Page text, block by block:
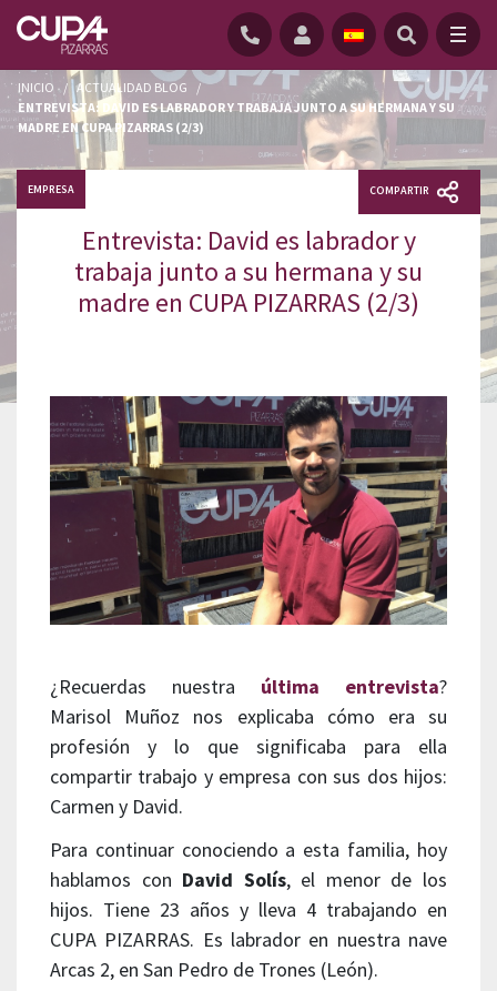
INICIO / ACTUALIDAD BLOG
/
ENTREVISTA: DAVID ES LABRADOR Y TRABAJA JUNTO A SU HERMANA Y SU
MADRE EN CUPA PIZARRAS (2/3)
EMPRESA COMPARTIR
Entrevista: David es labrador y
trabaja junto a su hermana y su
madre en CUPA PIZARRAS (2/3)
¿Recuerdas nuestra última entrevista?
Marisol Muñoz nos explicaba cómo era su
profesión y lo que significaba para ella
compartir trabajo y empresa con sus dos hijos:
Carmen y David.
Para continuar conociendo a esta familia, hoy
hablamos con David Solís, el menor de los
hijos. Tiene 23 años y lleva 4 trabajando en
CUPA PIZARRAS. Es labrador en nuestra nave
Arcas 2, en San Pedro de Trones (León).